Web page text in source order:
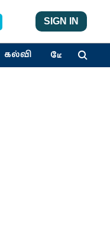
SIGN IN
கல்வி மேலும்